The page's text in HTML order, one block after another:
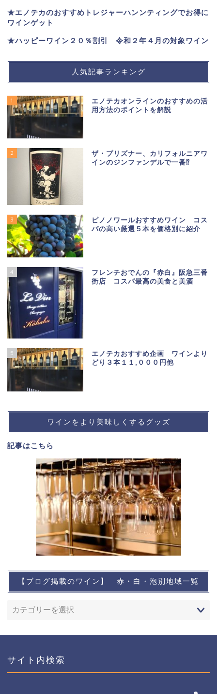
★エノテカのおすすめトレジャーハンンティングでお得に
ワインゲット
★ハッピーワイン２０％割引 令和２年４月の対象ワイン
人気記事ランキング
1
エノテカオンラインのおすすめの活
用方法のポイントを解説
2
ザ・プリズナー、カリフォルニアワ
インのジンファンデルで一番⁉
3
ピノノワールおすすめワイン コス
パの高い厳選５本を価格別に紹介
4
フレンチおでんの『赤白』阪急三番
街店 コスパ最高の美食と美酒
5
エノテカおすすめ企画 ワインより
どり３本１１,０００円他
ワインをより美味しくするグッズ
記事はこちら
【ブログ掲載のワイン】 赤・白・泡別地域一覧
サイト内検索
想い出に残るワイン